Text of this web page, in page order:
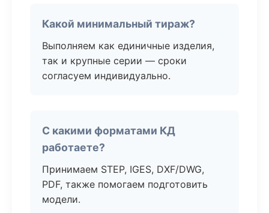
Какой минимальный тираж?
Выполняем как единичные изделия,
так и крупные серии — сроки
согласуем индивидуально.
С какими форматами КД
работаете?
Принимаем STEP, IGES, DXF/DWG,
PDF, также помогаем подготовить
модели.